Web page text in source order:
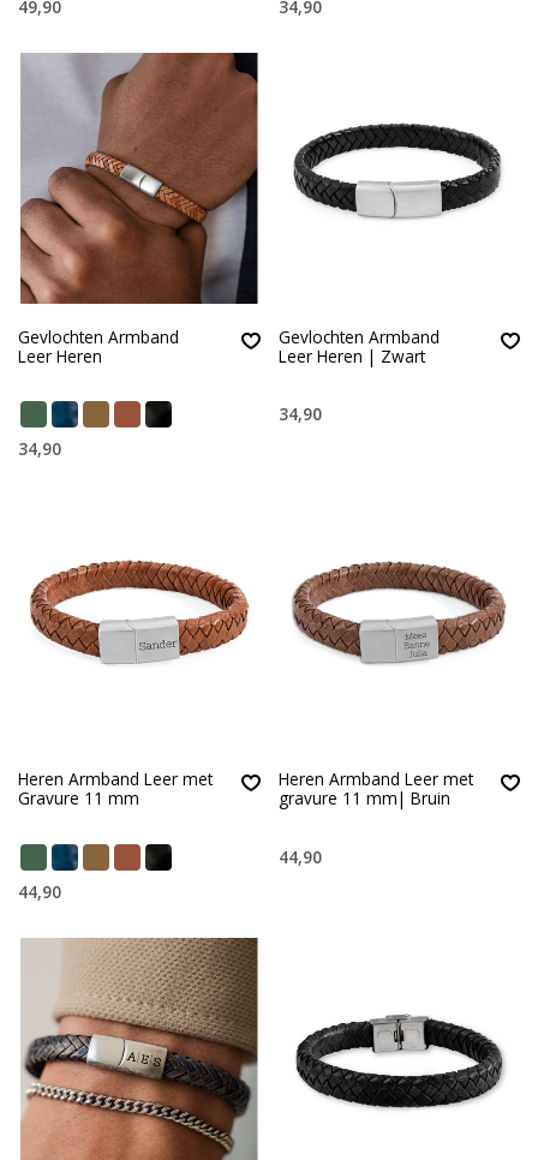
49,90 34,90
Gevlochten Armband
Leer Heren
34,90
Gevlochten Armband
Leer Heren | Zwart
34,90
Heren Armband Leer met
Gravure 11 mm
44,90
Heren Armband Leer met
gravure 11 mm| Bruin
44,90